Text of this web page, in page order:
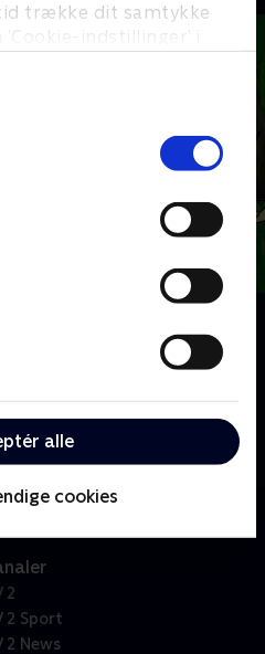
trække dit samtykke
indstillinger’ i
alle
cookies
de mindste, hvor man
dets små kampe med
2
2 Sport
2 News